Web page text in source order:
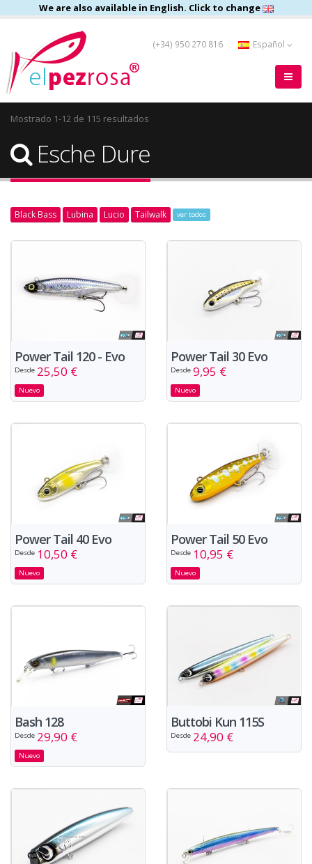
We are also available in English. Click to change
(+34) 950 270 816 Español
Mostrado 1-12 de 115 resultados
Esche Dure
Black Bass Lubina Lucio Tailwalk ver todos
Power Tail 120 - Evo
Desde 25,50 €
Nuevo
Power Tail 30 Evo
Desde 9,95 €
Nuevo
Power Tail 40 Evo
Desde 10,50 €
Nuevo
Power Tail 50 Evo
Desde 10,95 €
Nuevo
Bash 128
Desde 29,90 €
Nuevo
Buttobi Kun 115S
Desde 24,90 €